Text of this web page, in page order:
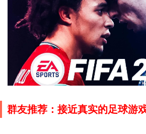
群友推荐：接近真实的足球游